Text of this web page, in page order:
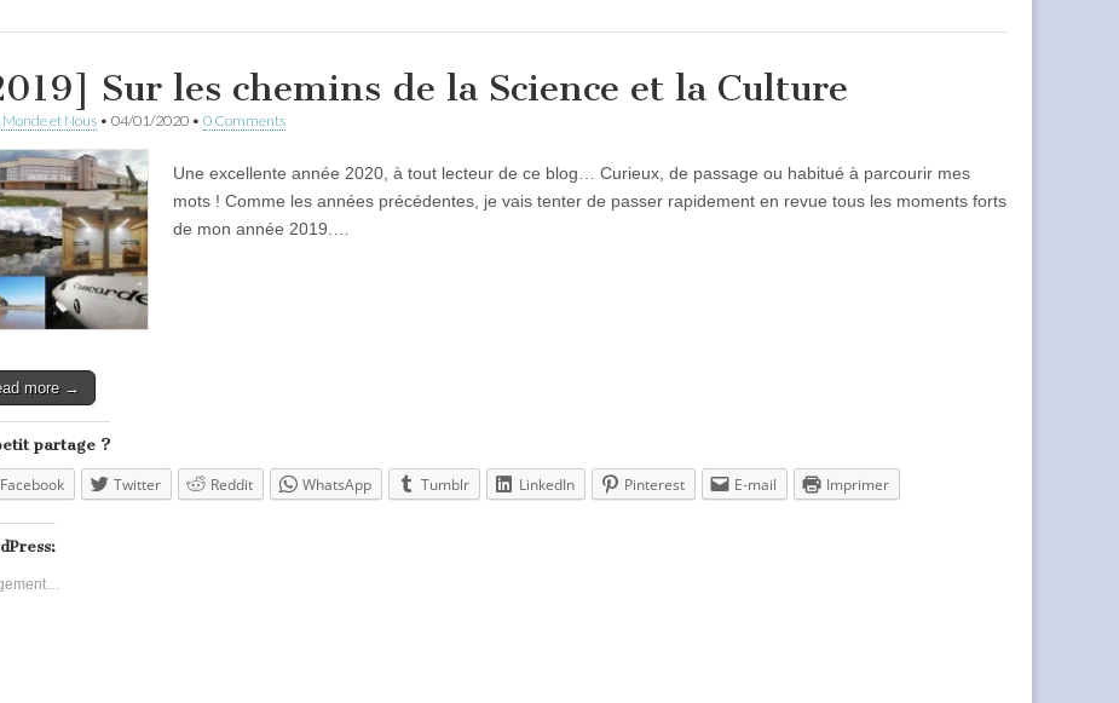
Sur les chemins de la Science et la Culture
Monde et Nous • 04/01/2020 • 0 Comments
Une excellente année 2020, à tout lecteur de ce blog… Curieux, de passage ou habitué à parcourir mes
mots ! Comme les années précédentes, je vais tenter de passer rapidement en revue tous les moments forts
de mon année 2019.…
more →
partage ?
Facebook Twitter Reddit WhatsApp Tumblr LinkedIn Pinterest E-mail Imprimer